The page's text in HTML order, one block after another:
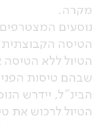
מקרה.
נוסעים
הטיסה
הטיול ללא הטיסה
שבהם טיסות
הבינ"ל, יידרש
הטיול לרכוש את